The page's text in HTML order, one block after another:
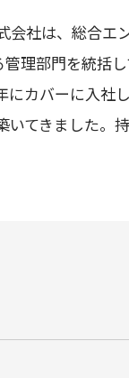
社は、総合エ
理部門を統括
カバーに入社
てきました。